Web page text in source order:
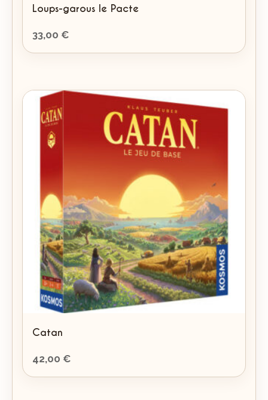
Loups-garous le Pacte
33,00 €
Catan
42,00 €